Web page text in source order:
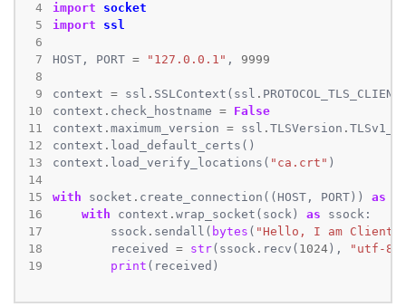
4
5
6
7
8
9
10
11
12
13
14
15
16
17
18
19
import
socket
import
ssl
HOST, PORT = "127.0.0.1" , 9999
context = ssl . SSLContext(ssl .
context . check_hostname =
False
context . maximum_version = ssl . TLSVersion .
context .
context . load_verify_locations( "ca.crt"
with socket . create_connection((HOST, PORT)) as
with context . wrap_socket(sock) as
        ssock
. sendall( bytes ( "Hello, I am Client"
        received
= str(ssock. recv( 1024),
"utf-8"
print (received)